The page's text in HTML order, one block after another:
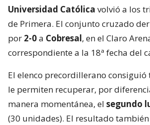
Universidad Católica volvió a los
de Primera. El conjunto cruzado
por 2-0a Cobresal, en el Claro
correspondiente a la 18ª fecha del
El elenco precordillerano
le permiten recuperar, por
manera momentánea, el segundo
(30 unidades). El resultado